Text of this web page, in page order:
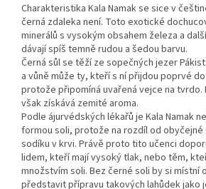
Charakteristika Kala Namak se sice v
černá zdaleka není. Toto exotické
minerálů s vysokým obsahem železa a
dávají spíš temně rudou a šedou barvu.
Černá sůl se těží ze sopečných jezer
a vůně může ty, kteří s ní přijdou poprvé
protože připomíná uvařená vejce na tvrdo.
však získává zemité aroma.
Podle ájurvédských lékařů je Kala Namak
formou soli, protože na rozdíl od obyčejné
sodíku v krvi. Právě proto tito učenci
lidem, kteří mají vysoký tlak, nebo těm,
množstvím soli. Bez černé soli by si místní
představit přípravu takových lahůdek jako